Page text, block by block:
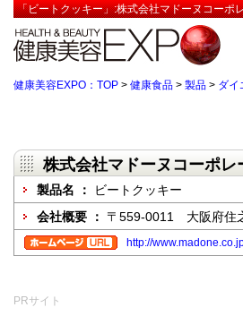
「ビートクッキー」:株式会社マドーヌコーポ
健康美容EXPO：TOP > 健康食品 > 製品 > ダイ
株式会社マドーヌコーポレ
製品名 ：
ビートクッキー
会社概要 ： 〒559-0011 大阪府住
http://
PRサイト